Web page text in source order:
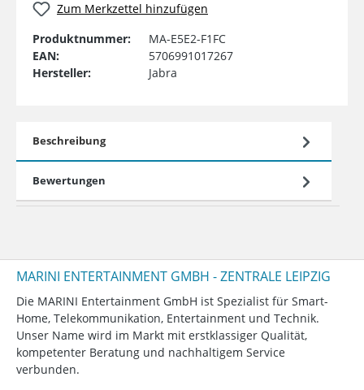
Zum Merkzettel hinzufügen
Produktnummer:
MA-E5E2-F1FC
EAN:
5706991017267
Hersteller:
Jabra
Beschreibung
Bewertungen
MARINI ENTERTAINMENT GMBH - ZENTRALE LEIPZIG
Die MARINI Entertainment GmbH ist Spezialist für Smart-
Home, Telekommunikation, Entertainment und Technik.
Unser Name wird im Markt mit erstklassiger Qualität,
kompetenter Beratung und nachhaltigem Service
verbunden.